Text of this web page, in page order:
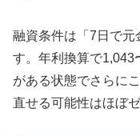
融資条件は「7日で
す。年利換算で1,043
がある状態でさらに
直せる可能性はほぼゼ